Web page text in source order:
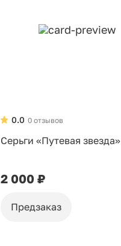
0 отзывов
0.0
Серьги «Путевая звезда»
2 000 ₽
Предзаказ